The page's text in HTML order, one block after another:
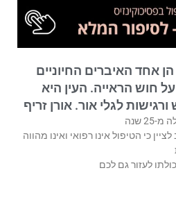
אחד האיברים החיוניים
חוש הראייה. העין היא
לגלי אור. אורן זריף
שנה
כי הטיפול אינו רפואי ואינו מהווה
לעזור גם לכם